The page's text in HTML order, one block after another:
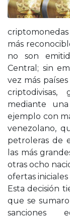
más
no son
Central; sin
vez más
mediante
ejemplo con
venezolano,
petroleras de
las más
otras ocho
ofertas
Esta decisión
que se
sanciones